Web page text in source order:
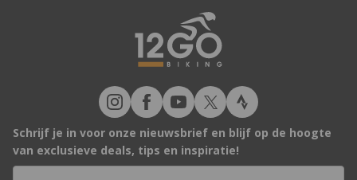
Schrijf je in voor onze nieuwsbrief en blijf op de hoogte
van exclusieve deals, tips en inspiratie!